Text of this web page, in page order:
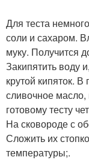
Для теста
соли и сахаром.
муку. Получится
Закипятить воду
крутой кипяток.
сливочное масло,
готовому тесту
На сковороде с
Сложить их
температуры;.